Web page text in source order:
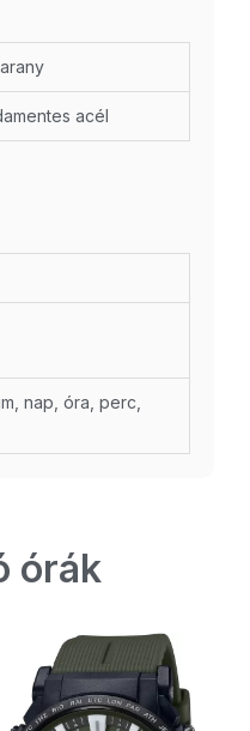
acél
nap, óra, perc,
órák